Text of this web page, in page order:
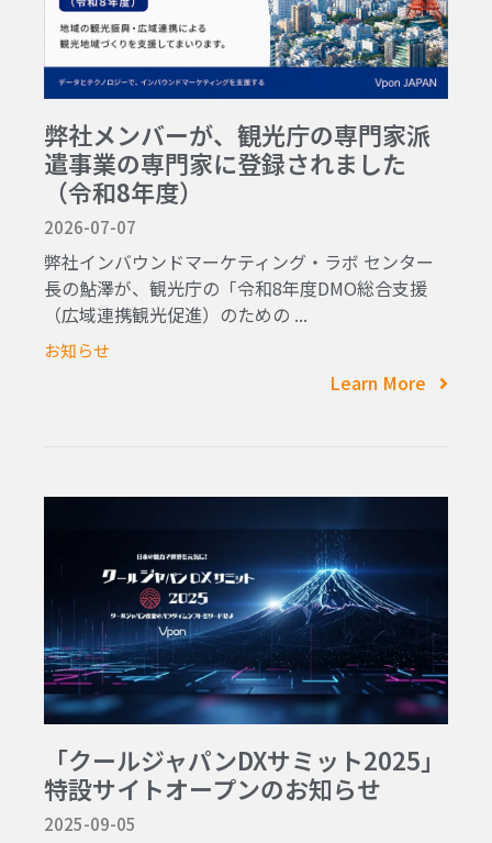
弊社メンバーが、観光庁の専門家派
遣事業の専門家に登録されました
（令和8年度）
2026-07-07
弊社インバウンドマーケティング・ラボ センター
長の鮎澤が、観光庁の「令和8年度DMO総合支援
（広域連携観光促進）のための ...
お知らせ
Learn More
「クールジャパンDXサミット2025」
特設サイトオープンのお知らせ
2025-09-05